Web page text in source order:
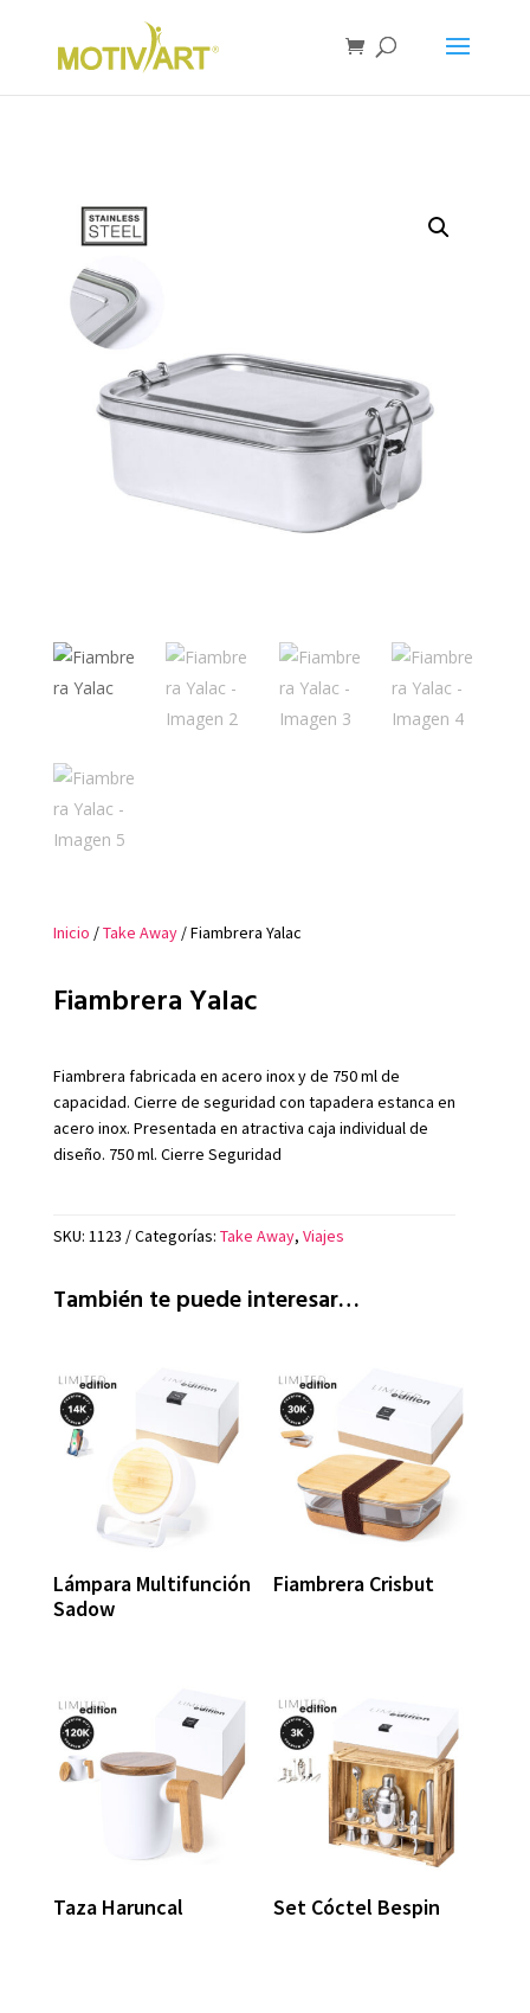
Inicio /Take Away/ Fiambrera Yalac
Fiambrera Yalac
Fiambrera fabricada en acero inox y de 750 ml de
capacidad. Cierre de seguridad con tapadera estanca en
acero inox. Presentada en atractiva caja individual de
diseño. 750 ml. Cierre Seguridad
SKU: 1123 Categorías: Take Away, Viajes
También te puede interesar…
Lámpara Multifunción
Sadow
Fiambrera Crisbut
Taza Haruncal Set Cóctel Bespin